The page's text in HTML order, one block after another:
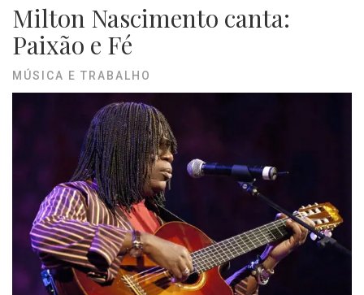
Milton Nascimento canta:
Paixão e Fé
MÚSICA E TRABALHO